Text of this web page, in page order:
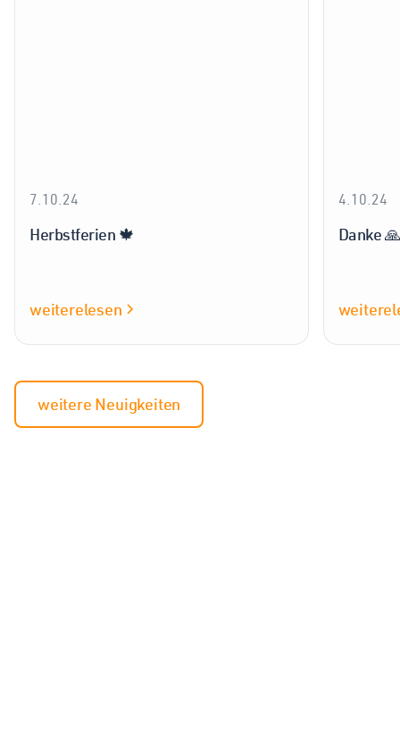
7.10.24
Herbstferien 🍁
weiterelesen
4.10.24
Danke 🙏
weitere Neuigkeiten